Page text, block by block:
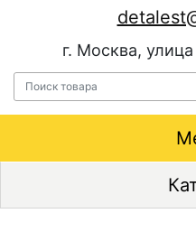
г. Москва,